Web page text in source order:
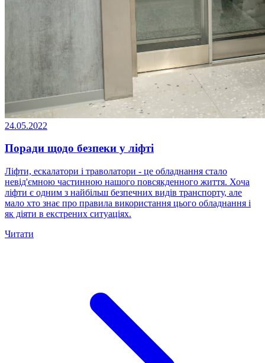
24.05.2022
Поради щодо безпеки у ліфті
Ліфти, ескалатори і траволатори - це обладнання стало
невід'ємною частинною нашого повсякденного життя. Хоча
ліфти є одним з найбільш безпечних видів транспорту, але
мало хто знає про правила використання цього обладнання і
як діяти в екстрених ситуаціях.
Читати